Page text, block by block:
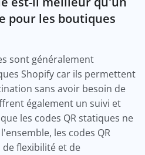
pour les boutiques
sont généralement
Shopify car ils permettent
sans avoir besoin de
également un suivi et
les codes QR statiques ne
les codes QR
flexibilité et de